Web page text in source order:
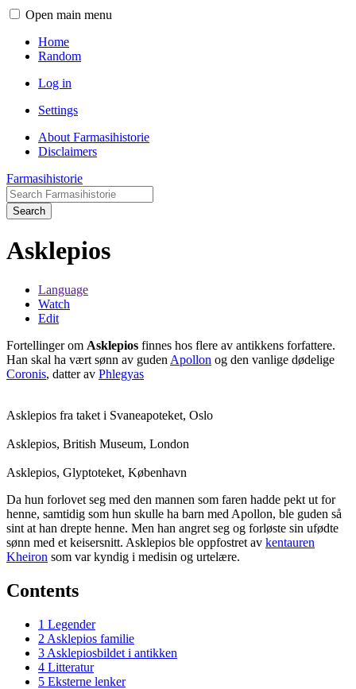
Open main menu
Home
Random
Log in
Settings
About Farmasihistorie
Disclaimers
Farmasihistorie
Search
Asklepios
Language
Watch
Edit
Fortellinger om Asklepios finnes hos flere av antikkens forfattere.
Han skal ha vært sønn av guden Apollon og den vanlige dødelige
Coronis, datter av Phlegyas
Asklepios fra taket i Svaneapoteket, Oslo
Asklepios, British Museum, London
Asklepios, Glyptoteket, København
Da hun forlovet seg med den mannen som faren hadde pekt ut for
henne, samtidig som hun skulle ha barn med Apollon, ble guden så
sint at han drepte henne. Men han angret seg og forløste sin ufødte
sønn med et keisersnitt. Asklepios ble oppfostret av kentauren
Kheiron som var kyndig i medisin og urtelære.
Contents
1 Legender
2 Asklepios familie
3 Asklepiosbildet i antikken
4 Litteratur
5 Eksterne lenker